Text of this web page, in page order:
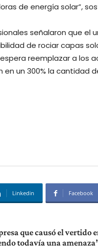
de energía solar”,
señalaron que el
de rociar capas
reemplazar a los
en un 300% la cantidad
Linkedin Facebook
que causó el vertido
todavía una